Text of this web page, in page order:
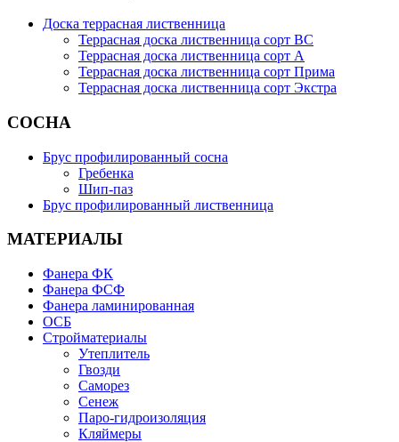
Доска террасная лиственница
Террасная доска лиственница сорт BC
Террасная доска лиственница сорт А
Террасная доска лиственница сорт Прима
Террасная доска лиственница сорт Экстра
СОСНА
Брус профилированный сосна
Гребенка
Шип-паз
Брус профилированный лиственница
МАТЕРИАЛЫ
Фанера ФК
Фанера ФСФ
Фанера ламинированная
ОСБ
Стройматериалы
Утеплитель
Гвозди
Саморез
Сенеж
Паро-гидроизоляция
Кляймеры